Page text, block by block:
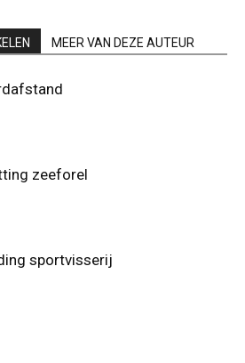
MEER VAN DEZE AUTEUR
zeeforel
sportvisserij